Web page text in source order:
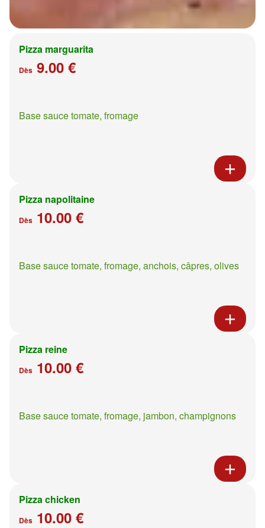
Pizza marguarita
Dès 9.00 €
Base sauce tomate, fromage
Pizza napolitaine
Dès 10.00 €
Base sauce tomate, fromage, anchois, câpres, olives
Pizza reine
Dès 10.00 €
Base sauce tomate, fromage, jambon, champignons
Pizza chicken
Dès 10.00 €